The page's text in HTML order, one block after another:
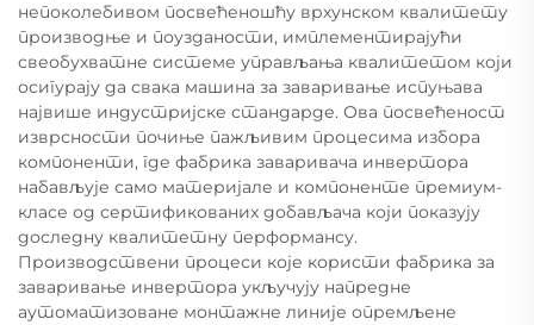
непоколебивом посвећеношћу врхунском квалитету
производње и поузданости, имплементирајући
свеобухватне системе управљања квалитетом који
осигурају да свака машина за заваривање испуњава
највише индустријске стандарде. Ова посвећеност
изврсности почиње пажљивим процесима избора
компоненти, где фабрика заваривача инвертора
набављује само материјале и компоненте премиум-
класе од сертификованих добављача који показују
доследну квалитетну перформансу.
Производствени процеси које користи фабрика за
заваривање инвертора укључују напредне
аутоматизоване монтажне линије опремљене